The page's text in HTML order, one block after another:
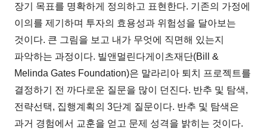
장기 목표를 명확하게 정의하고 표현한다. 기존의 가정에
이의를 제기하며 투자의 효용성과 위험성을 달아보는
것이다. 큰 그림을 보고 내가 무엇에 직면해 있는지
파악하는 과정이다. 빌앤멀린다게이츠재단(Bill &
Melinda Gates Foundation)은 말라리아 퇴치 프로젝트를
결정하기 전 까다로운 질문을 많이 던진다. 반추 및 탐색,
전략선택, 집행계획의 3단계 질문이다. 반추 및 탐색은
과거 경험에서 교훈을 얻고 문제 성격을 밝히는 것이다.